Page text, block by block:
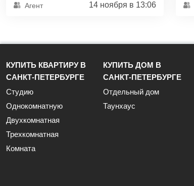
Агент 14 ноября в 13:06
КУПИТЬ КВАРТИРУ В
САНКТ-ПЕТЕРБУРГЕ
Студию
Однокомнатную
Двухкомнатная
Трехкомнатная
Комната
КУПИТЬ ДОМ В
САНКТ-ПЕТЕРБУРГЕ
Отдельный дом
Таунхаус